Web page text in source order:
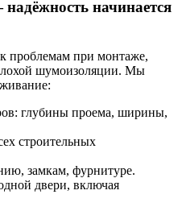
начинается
проблемам при монтаже,
шумоизоляции. Мы
глубины проема, ширины,
строительных
замкам, фурнитуре.
двери, включая